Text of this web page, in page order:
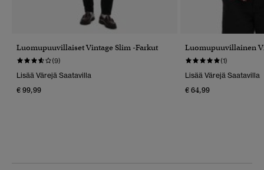
Luomupuuvillaiset Vintage Slim -farkut
(9)
Lisää Värejä Saatavilla
€ 99,99
Luomupuuvillainen
(1)
Lisää Värejä Saatavilla
€ 64,99